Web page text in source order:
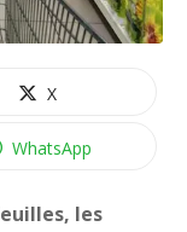
X
WhatsApp
les